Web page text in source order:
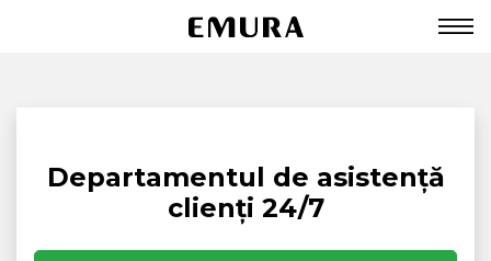
Departamentul de asistență
clienți 24/7